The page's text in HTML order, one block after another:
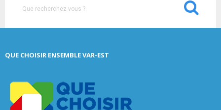
h
S
QUE CHOISIR ENSEMBLE VAR-EST